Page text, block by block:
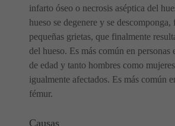
infarto óseo o necrosis aséptica del
hueso se degenere y se descomponga,
pequeñas grietas, que finalmente
del hueso. Es más común en personas
de edad y tanto hombres como
igualmente afectados. Es más común
fémur.
Causas